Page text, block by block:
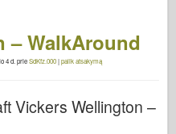
– WalkAround
4 d. prieSdKfz.000|palik atsakymą
Vickers Wellington –